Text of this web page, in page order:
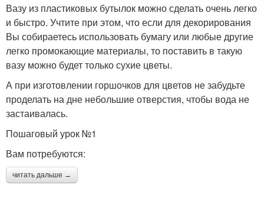
Вазу из пластиковых бутылок можно сделать очень легко
и быстро. Учтите при этом, что если для декорирования
Вы собираетесь использовать бумагу или любые другие
легко промокающие материалы, то поставить в такую
вазу можно будет только сухие цветы.
А при изготовлении горшочков для цветов не забудьте
проделать на дне небольшие отверстия, чтобы вода не
застаивалась.
Пошаговый урок №1
Вам потребуются:
читать дальше →